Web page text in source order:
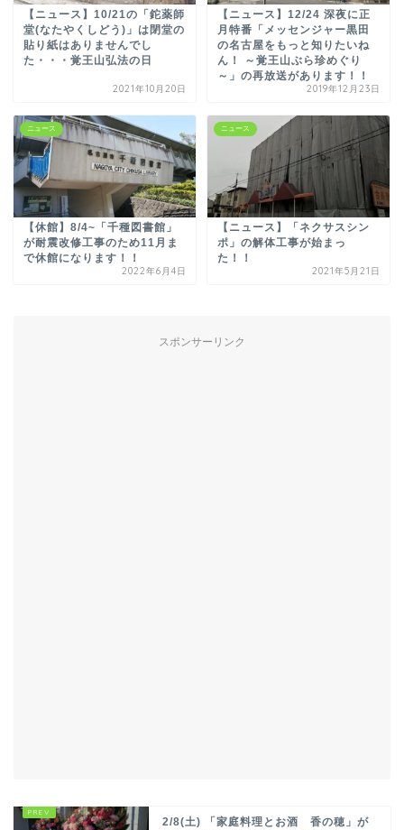
【ニュース】10/21の「鉈薬師
堂(なたやくしどう)」は閉堂の
貼り紙はありませんでし
た・・・覚王山弘法の日
2021年10月20日
【ニュース】12/24 深夜に正
月特番「メッセンジャー黒田
の名古屋をもっと知りたいね
ん！ ～覚王山ぶら珍めぐり
～」の再放送があります！！
2019年12月23日
ニュース
【休館】8/4~「千種図書館」
が耐震改修工事のため11月ま
で休館になります！！
2022年6月4日
ニュース
【ニュース】「ネクサスシン
ポ」の解体工事が始まっ
た！！
2021年5月21日
スポンサーリンク
2/8(土) 「家庭料理とお酒 香の穂」が